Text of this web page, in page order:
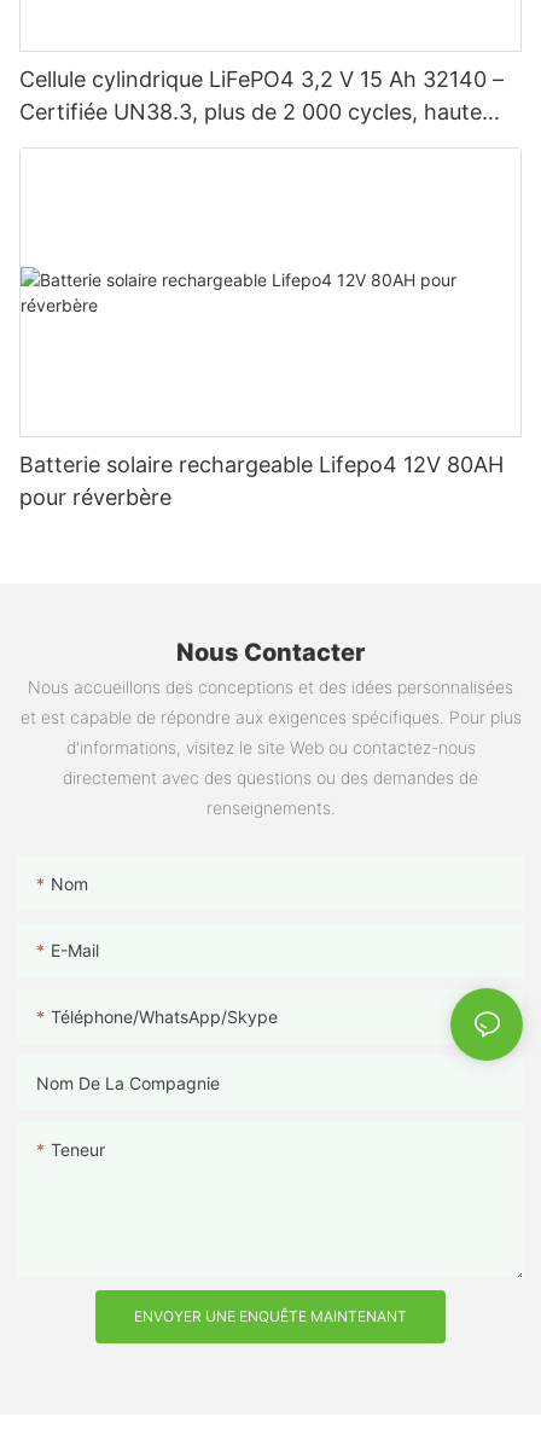
Cellule cylindrique LiFePO4 3,2 V 15 Ah 32140 –
Certifiée UN38.3, plus de 2 000 cycles, haute
puissance pour véhicules électriques, énergie
Batterie solaire rechargeable Lifepo4 12V 80AH
pour réverbère
Nous Contacter
Nous accueillons des conceptions et des idées personnalisées
et est capable de répondre aux exigences spécifiques. Pour plus
d'informations, visitez le site Web ou contactez-nous
directement avec des questions ou des demandes de
renseignements.
Nom
E-Mail
Téléphone/WhatsApp/Skype
Nom De La Compagnie
Teneur
ENVOYER UNE ENQUÊTE MAINTENANT